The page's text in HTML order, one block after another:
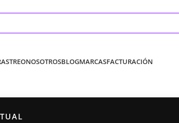
NOSOTROSBLOGMARCASFACTURACIÓN